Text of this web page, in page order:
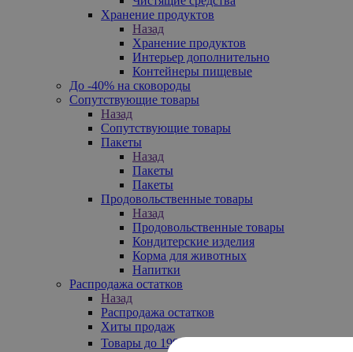
Хранение продуктов
Назад
Хранение продуктов
Интерьер дополнительно
Контейнеры пищевые
До -40% на сковороды
Сопутствующие товары
Назад
Сопутствующие товары
Пакеты
Назад
Пакеты
Пакеты
Продовольственные товары
Назад
Продовольственные товары
Кондитерские изделия
Корма для животных
Напитки
Распродажа остатков
Назад
Распродажа остатков
Хиты продаж
Товары до 199₽